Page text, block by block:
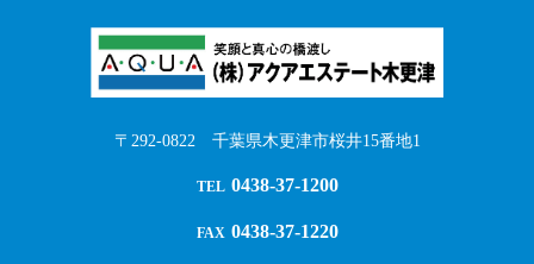
〒292-0822 千葉県木更津市桜井15番地1
TEL 0438-37-1200
FAX 0438-37-1220